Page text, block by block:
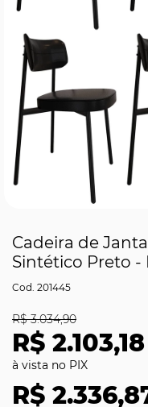
Cadeira de
Sintético Preto -
201445
R$ 2.103,18
R$ 3.034,90
R$